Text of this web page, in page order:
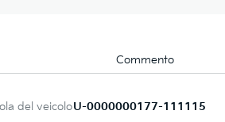
Commento
del veicoloU-0000000177-111115